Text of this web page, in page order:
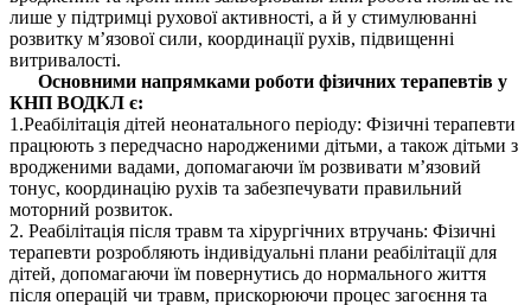
лише у підтримці рухової активності, а й у стимулюванні
розвитку м’язової сили, координації рухів, підвищенні
витривалості.
Основними напрямками роботи фізичних терапевтів у
КНП ВОДКЛ є:
1.Реабілітація дітей неонатального періоду: Фізичні терапевти
працюють з передчасно народженими дітьми, а також дітьми з
вродженими вадами, допомагаючи їм розвивати м’язовий
тонус, координацію рухів та забезпечувати правильний
моторний розвиток.
2. Реабілітація після травм та хірургічних втручань: Фізичні
терапевти розробляють індивідуальні плани реабілітації для
дітей, допомагаючи їм повернутись до нормального життя
після операцій чи травм, прискорюючи процес загоєння та